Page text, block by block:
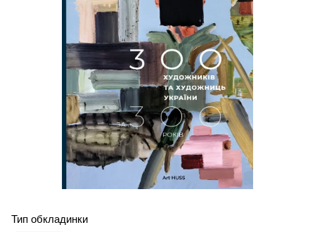
Тип обкладинки